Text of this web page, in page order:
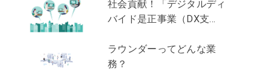
④提案⑤クロージング この中で特に壁になりやすい
のが次の3つです。 【自分から行動する難しさ】
様から話しかけられるのを待つだけでは成果につな
がりません。特に最初の「声掛け」は多くの人が苦
③ コミュニケーションやマネジメントに注意が必
要 派遣社員は派遣会社に雇用されているため、自社
社員とのかかわり方や情報共有の線引きなどを適切
に管理する必要があります。例えば「販売補助で派
遣していた人材に、在庫管理や売上日報作成を依頼
する際の有益な情報源として広く活用されていま
す。多くの場合、★の数などの点数評価や、自由に
書けるコメント形式で投稿されており、商品やサー
ビス単体の評価を知ることができます。実際の利用
者によるリアルな声を参考にすることで、消費者は
社会貢献！「デジタルディ
バイド是正事業（DX支
ラウンダーってどんな業
務？